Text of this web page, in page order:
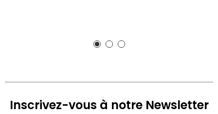
Inscrivez-vous à notre Newsletter